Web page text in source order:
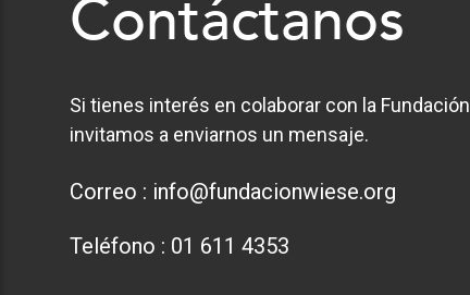
Contáctanos
Si tienes interés en colaborar con la
invitamos a enviarnos un mensaje.
Correo : info@fundacionwiese.org
Teléfono : 01 611 4353